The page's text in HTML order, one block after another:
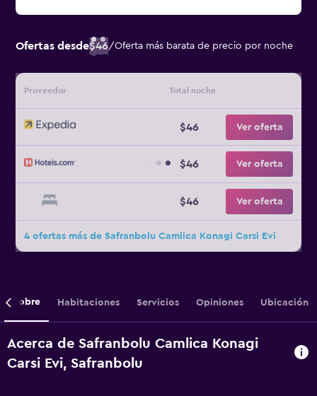
Ofertas desde$46/Oferta más barata de precio por noche
Proveedor Total noche
$46 Ver oferta
$46 Ver oferta
$46 Ver oferta
4 ofertas más de Safranbolu Camlica Konagi Carsi Evi
Sobre Habitaciones Servicios Opiniones Ubicación
Acerca de Safranbolu Camlica Konagi
Carsi Evi, Safranbolu